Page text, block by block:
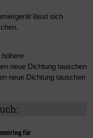
lässt sich
höhere
neue Dichtung tauschen
neue Dichtung tauschen
für